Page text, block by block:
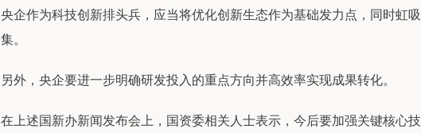
央企作为科技创新排头兵，应当将优化创新生态作为基础发力点，同时虹
集。
另外，央企要进一步明确研发投入的重点方向并高效率实现成果转化。
在上述国新办新闻发布会上，国资委相关人士表示，今后要加强关键核心